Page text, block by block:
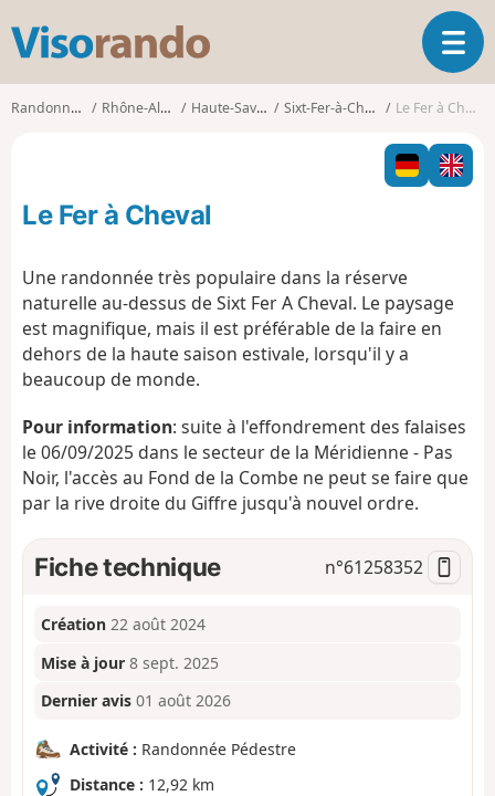
s
o
o
O
u
v
i
r
l
i
o
Randonnées Rhône-Alpes Haute-Savoie Sixt-Fer-à-Cheval Le Fer à Cheval
Le Fer à Cheval
Une randonnée très populaire dans la réserve
naturelle au-dessus de Sixt Fer A Cheval. Le paysage
est magnifique, mais il est préférable de la faire en
dehors de la haute saison estivale, lorsqu'il y a
beaucoup de monde.
Pour information: suite à l'effondrement des falaises
le 06/09/2025 dans le secteur de la Méridienne - Pas
Noir, l'accès au Fond de la Combe ne peut se faire que
par la rive droite du Giffre jusqu'à nouvel ordre.
Fiche technique n°61258352
Création 22 août 2024
Mise à jour 8 sept. 2025
Dernier avis 01 août 2026
Activité : Randonnée Pédestre
Distance : 12,92 km